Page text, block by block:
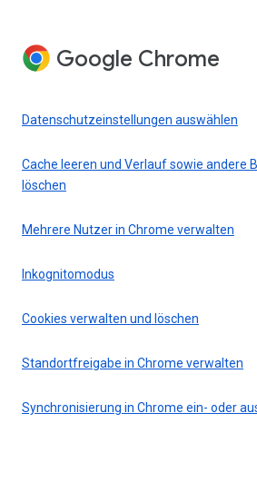
Google Chrome
Datenschutzeinstellungen auswählen
Cache leeren und Verlauf sowie andere
löschen
Mehrere Nutzer in Chrome verwalten
Inkognitomodus
Cookies verwalten und löschen
Standortfreigabe in Chrome verwalten
Synchronisierung in Chrome ein- oder